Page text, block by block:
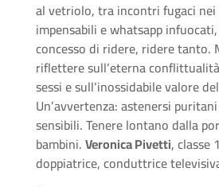
al vetriolo, tra incontri fugaci
impensabili e whatsapp
concesso di ridere, ridere tanto.
riflettere sull’eterna
sessi e sull’inossidabile valore
Un’avvertenza: astenersi
sensibili. Tenere lontano dalla
bambini.Veronica Pivetti, classe
doppiatrice, conduttrice